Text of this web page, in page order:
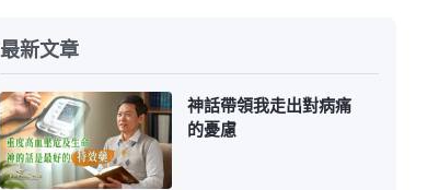
最新文章
神話帶領我走出對病痛
的憂慮